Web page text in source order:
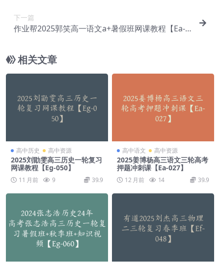
下一篇
作业帮2025郭笑高一语文a+暑假班网课教程【Ea-1
相关文章
高中历史 高中资源
2025刘勖雯高三历史一轮复习
网课教程【Eg-050】
11 月前 9 39.9
高中语文 高中资源
2025姜博杨高三语文三轮高考
押题冲刺课【Ea-027】
12 月前 14 39.9